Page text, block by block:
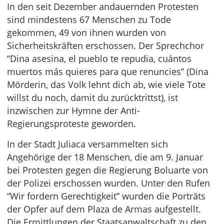
In den seit Dezember andauernden Protesten
sind mindestens 67 Menschen zu Tode
gekommen, 49 von ihnen wurden von
Sicherheitskräften erschossen. Der Sprechchor
“Dina asesina, el pueblo te repudia, cuántos
muertos más quieres para que renuncies” (Dina
Mörderin, das Volk lehnt dich ab, wie viele Tote
willst du noch, damit du zurücktrittst), ist
inzwischen zur Hymne der Anti-
Regierungsproteste geworden.
In der Stadt Juliaca versammelten sich
Angehörige der 18 Menschen, die am 9. Januar
bei Protesten gegen die Regierung Boluarte von
der Polizei erschossen wurden. Unter den Rufen
“Wir fordern Gerechtigkeit” wurden die Porträts
der Opfer auf dem Plaza de Armas aufgestellt.